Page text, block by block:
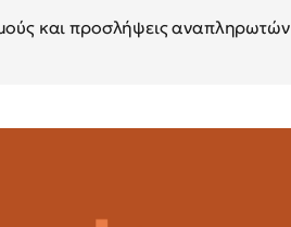
και προσλήψεις αναπληρωτών